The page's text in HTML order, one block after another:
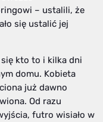
– ustalili, że
się ustalić jej
kto to i kilka dni
domu. Kobieta
już dawno
Od razu
futro wisiało w